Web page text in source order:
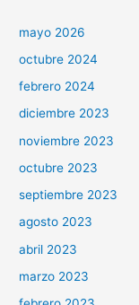
mayo 2026
octubre 2024
febrero 2024
diciembre 2023
noviembre 2023
octubre 2023
septiembre 2023
agosto 2023
abril 2023
marzo 2023